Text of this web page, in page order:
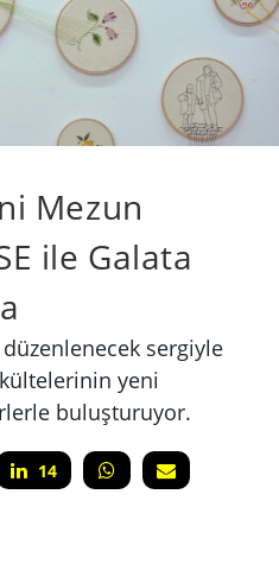
Mezun
ile Galata
sergiyle
yeni
buluşturuyor.
14